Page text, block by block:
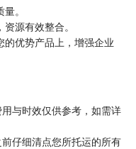
。
源有效整合。
优势产品上，增强企业
用与时效仅供参考，如需详
仔细清点您所托运的所有